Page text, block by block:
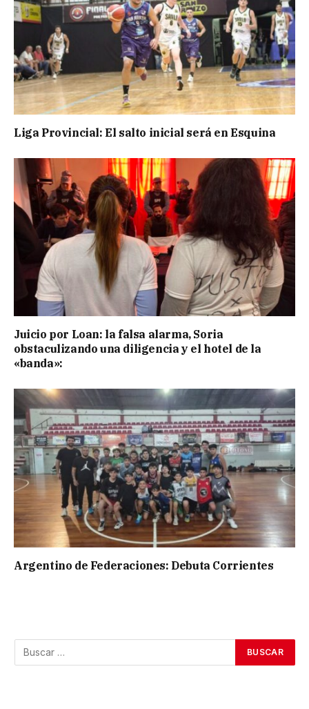
Liga Provincial: El salto inicial será en Esquina
Juicio por Loan: la falsa alarma, Soria
obstaculizando una diligencia y el hotel de la
«banda»:
Argentino de Federaciones: Debuta Corrientes